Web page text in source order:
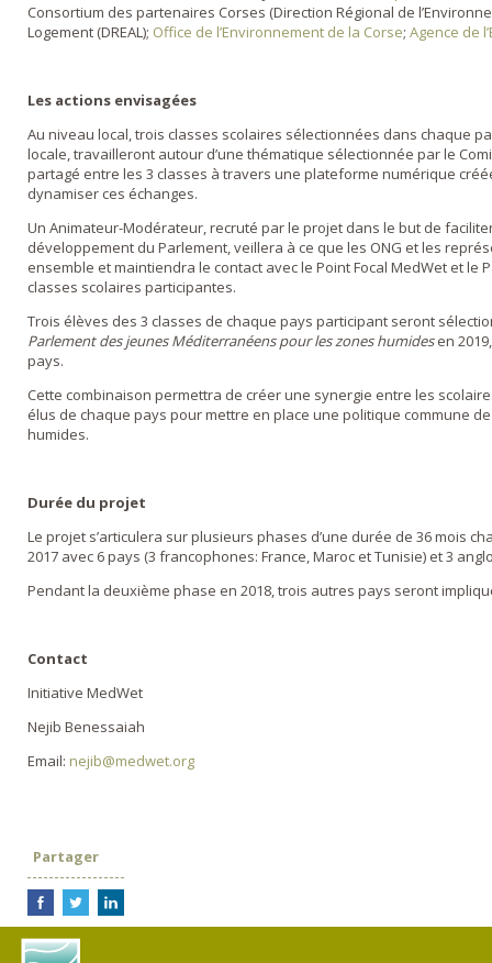
Consortium des partenaires Corses (Direction Régional de
Logement (DREAL); Office de l’Environnement de la Corse; Agence de
Les actions envisagées
Au niveau local, trois classes scolaires sélectionnées dans chaque
locale, travailleront autour d’une thématique sélectionnée par le
partagé entre les 3 classes à travers une plateforme numérique
dynamiser ces échanges.
Un Animateur-Modérateur, recruté par le projet dans le but de
développement du Parlement, veillera à ce que les ONG et les
ensemble et maintiendra le contact avec le Point Focal MedWet et le
classes scolaires participantes.
Trois élèves des 3 classes de chaque pays participant seront
Parlement des jeunes Méditerranéens pour les zones humidesen
pays.
Cette combinaison permettra de créer une synergie entre les
élus de chaque pays pour mettre en place une politique commune
humides.
Durée du projet
Le projet s’articulera sur plusieurs phases d’une durée de 36 mois
2017 avec 6 pays (3 francophones: France, Maroc et Tunisie) et 3
Pendant la deuxième phase en 2018, trois autres pays seront
Contact
Initiative MedWet
Nejib Benessaiah
Email: nejib@medwet.org
Partager